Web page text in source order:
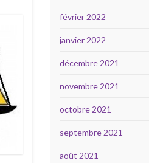
février 2022
janvier 2022
décembre 2021
novembre 2021
octobre 2021
septembre 2021
août 2021